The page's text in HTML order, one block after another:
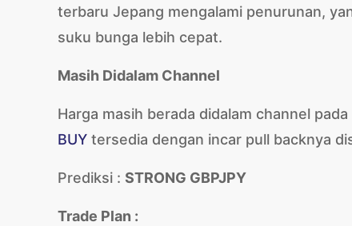
terbaru Jepang mengalami penurunan,
suku bunga lebih cepat.
Masih Didalam Channel
Harga masih berada didalam channel
BUY tersedia dengan incar pull backnya
Prediksi : STRONG GBPJPY
Trade Plan :